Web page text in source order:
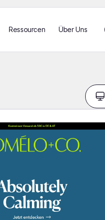
Ressourcen Über Uns